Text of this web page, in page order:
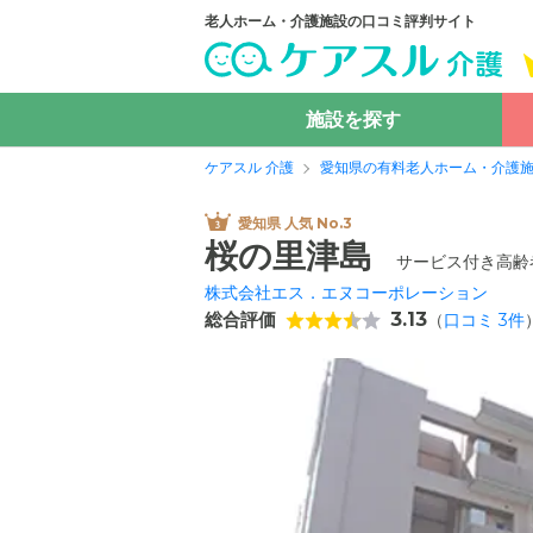
老人ホーム・介護施設の口コミ評判サイト
施設を探す
ケアスル 介護 愛知県の有料老人ホーム・介護
愛知県 人気 No.3
桜の里津島
サービス付き高
株式会社エス．エヌコーポレーション
総合評価 3.13 （口コミ 3件